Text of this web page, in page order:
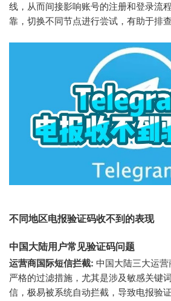
线，从而间接影响账号的注册和登录流
靠，切换不同节点进行尝试，有助于排查
不同地区电报验证码收不到的表现
中国大陆用户常见验证码问题
运营商国际短信拦截: 中国大陆三大运
严格的过滤措施，尤其是涉及敏感关键
信，极易被系统自动拦截，导致电报验